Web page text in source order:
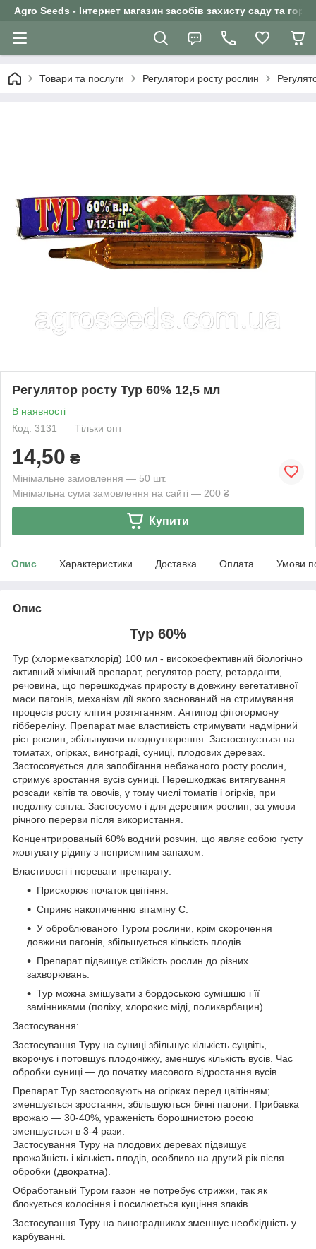
Agro Seeds - Інтернет магазин засобів захисту саду та
Товари та послуги Регулятори росту рослин
Регулятор росту Тур 60% 12,5 мл
В наявності
Код: 3131
Тільки опт
14,50 ₴
Мінімальне замовлення — 50 шт.
Мінімальна сума замовлення на сайті — 200 ₴
Купити
Опис Характеристики Доставка Оплата Умови
Опис
Тур 60%
Тур (хлормекватхлорід) 100 мл - високоефективний біологічно
активний хімічний препарат, регулятор росту, ретарданти,
речовина, що перешкоджає приросту в довжину вегетативної
маси пагонів, механізм дії якого заснований на стримування
процесів росту клітин розтяганням. Антипод фітогормону
гіббереліну. Препарат має властивість стримувати надмірний
ріст рослин, збільшуючи плодоутворення. Застосовується на
томатах, огірках, винограді, суниці, плодових деревах.
Застосовується для запобігання небажаного росту рослин,
стримує зростання вусів суниці. Перешкоджає витягування
розсади квітів та овочів, у тому числі томатів і огірків, при
недоліку світла. Застосуємо і для деревних рослин, за умови
річного перерви після використання.
Концентрированый 60% водний розчин, що являє собою густу
жовтувату рідину з неприємним запахом.
Властивості і переваги препарату:
Прискорює початок цвітіння.
Сприяє накопиченню вітаміну С.
У оброблюваного Туром рослини, крім скорочення
довжини пагонів, збільшується кількість плодів.
Препарат підвищує стійкість рослин до різних
захворювань.
Тур можна змішувати з бордоською сумішшю і її
замінниками (поліху, хлорокис міді, поликарбацин).
Застосування:
Застосування Туру на суниці збільшує кількість суцвіть,
вкорочує і потовщує плодоніжку, зменшує кількість вусів. Час
обробки суниці — до початку масового відростання вусів.
Препарат Тур застосовують на огірках перед цвітінням;
зменшується зростання, збільшуються бічні пагони. Прибавка
врожаю — 30-40%, ураженість борошнистою росою
зменшується в 3-4 рази.
Застосування Туру на плодових деревах підвищує
врожайність і кількість плодів, особливо на другий рік після
обробки (двократна).
Обработаный Туром газон не потребує стрижки, так як
блокується колосіння і посилюється кущіння злаків.
Застосування Туру на виноградниках зменшує необхідність у
карбуванні.